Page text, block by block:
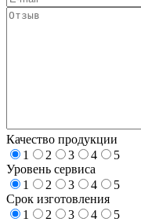
Качество продукции
1
2 3 4
5
Уровень сервиса
1
2 3 4
5
Срок изготовления
1
2 3 4
5